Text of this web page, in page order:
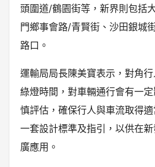
頭圍道/鶴園街等，新界則包括
門鄉事會路/青賢街、沙田銀城
路口。
運輸局局長陳美寶表示，對角
綠燈時間，對車輛通行會有一
慎評估，確保行人與車流取得
一套設計標準及指引，以供在
廣應用。